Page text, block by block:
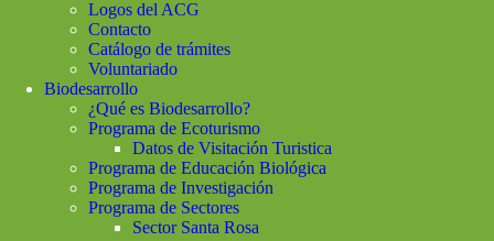
Logos del ACG
Contacto
Catálogo de trámites
Voluntariado
Biodesarrollo
¿Qué es Biodesarrollo?
Programa de Ecoturismo
Datos de Visitación Turistica
Programa de Educación Biológica
Programa de Investigación
Programa de Sectores
Sector Santa Rosa